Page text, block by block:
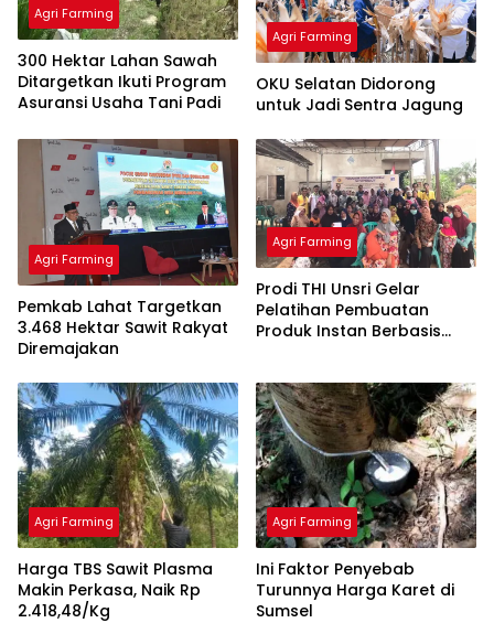
Agri Farming
300 Hektar Lahan Sawah
Ditargetkan Ikuti Program
Asuransi Usaha Tani Padi
Agri Farming
OKU Selatan Didorong
untuk Jadi Sentra Jagung
Agri Farming
Pemkab Lahat Targetkan
3.468 Hektar Sawit Rakyat
Diremajakan
Agri Farming
Prodi THI Unsri Gelar
Pelatihan Pembuatan
Produk Instan Berbasis
Agri Farming
Harga TBS Sawit Plasma
Makin Perkasa, Naik Rp
2.418,48/Kg
Agri Farming
Ini Faktor Penyebab
Turunnya Harga Karet di
Sumsel